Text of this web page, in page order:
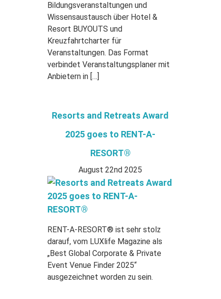
Bildungsveranstaltungen und
Wissensaustausch über Hotel &
Resort BUYOUTS und
Kreuzfahrtcharter für
Veranstaltungen. Das Format
verbindet Veranstaltungsplaner mit
Anbietern in […]
Resorts and Retreats Award
2025 goes to RENT-A-
RESORT®
August 22nd 2025
RENT-A-RESORT® ist sehr stolz
darauf, vom LUXlife Magazine als
„Best Global Corporate & Private
Event Venue Finder 2025“
ausgezeichnet worden zu sein.